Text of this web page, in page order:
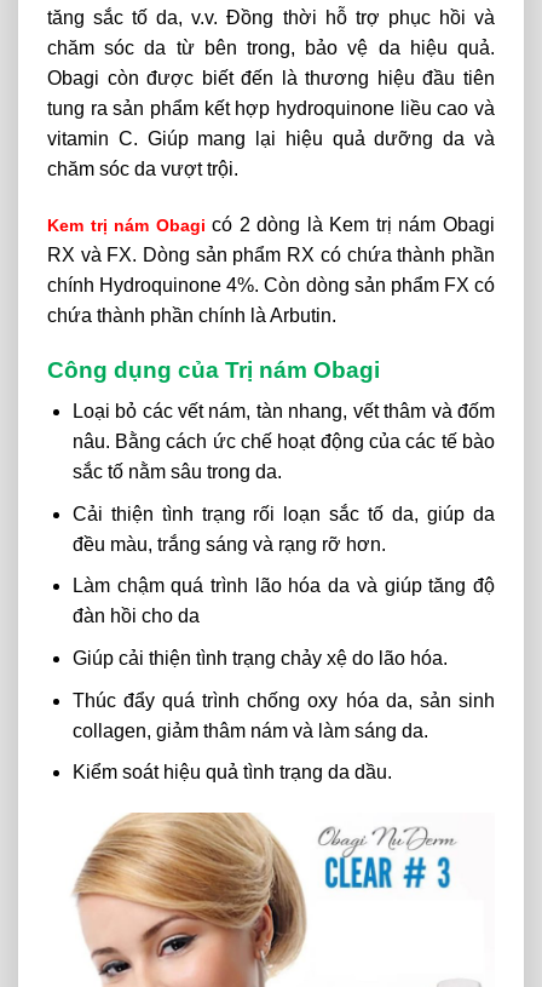
tăng sắc tố da, v.v. Đồng thời hỗ trợ phục hồi và
chăm sóc da từ bên trong, bảo vệ da hiệu quả.
Obagi còn được biết đến là thương hiệu đầu tiên
tung ra sản phẩm kết hợp hydroquinone liều cao và
vitamin C. Giúp mang lại hiệu quả dưỡng da và
chăm sóc da vượt trội.
Kem trị nám Obagi có 2 dòng là Kem trị nám Obagi
RX và FX. Dòng sản phẩm RX có chứa thành phần
chính Hydroquinone 4%. Còn dòng sản phẩm FX có
chứa thành phần chính là Arbutin.
Công dụng của Trị nám Obagi
Loại bỏ các vết nám, tàn nhang, vết thâm và đốm
nâu. Bằng cách ức chế hoạt động của các tế bào
sắc tố nằm sâu trong da.
Cải thiện tình trạng rối loạn sắc tố da, giúp da
đều màu, trắng sáng và rạng rỡ hơn.
Làm chậm quá trình lão hóa da và giúp tăng độ
đàn hồi cho da
Giúp cải thiện tình trạng chảy xệ do lão hóa.
Thúc đẩy quá trình chống oxy hóa da, sản sinh
collagen, giảm thâm nám và làm sáng da.
Kiểm soát hiệu quả tình trạng da dầu.